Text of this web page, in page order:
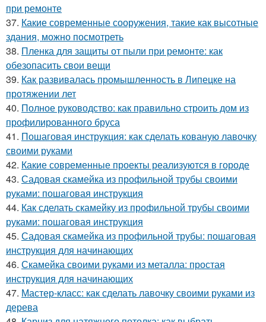
при ремонте
37. Какие современные сооружения, такие как высотные
здания, можно посмотреть
38. Пленка для защиты от пыли при ремонте: как
обезопасить свои вещи
39. Как развивалась промышленность в Липецке на
протяжении лет
40. Полное руководство: как правильно строить дом из
профилированного бруса
41. Пошаговая инструкция: как сделать кованую лавочку
своими руками
42. Какие современные проекты реализуются в городе
43. Садовая скамейка из профильной трубы своими
руками: пошаговая инструкция
44. Как сделать скамейку из профильной трубы своими
руками: пошаговая инструкция
45. Садовая скамейка из профильной трубы: пошаговая
инструкция для начинающих
46. Скамейка своими руками из металла: простая
инструкция для начинающих
47. Мастер-класс: как сделать лавочку своими руками из
дерева